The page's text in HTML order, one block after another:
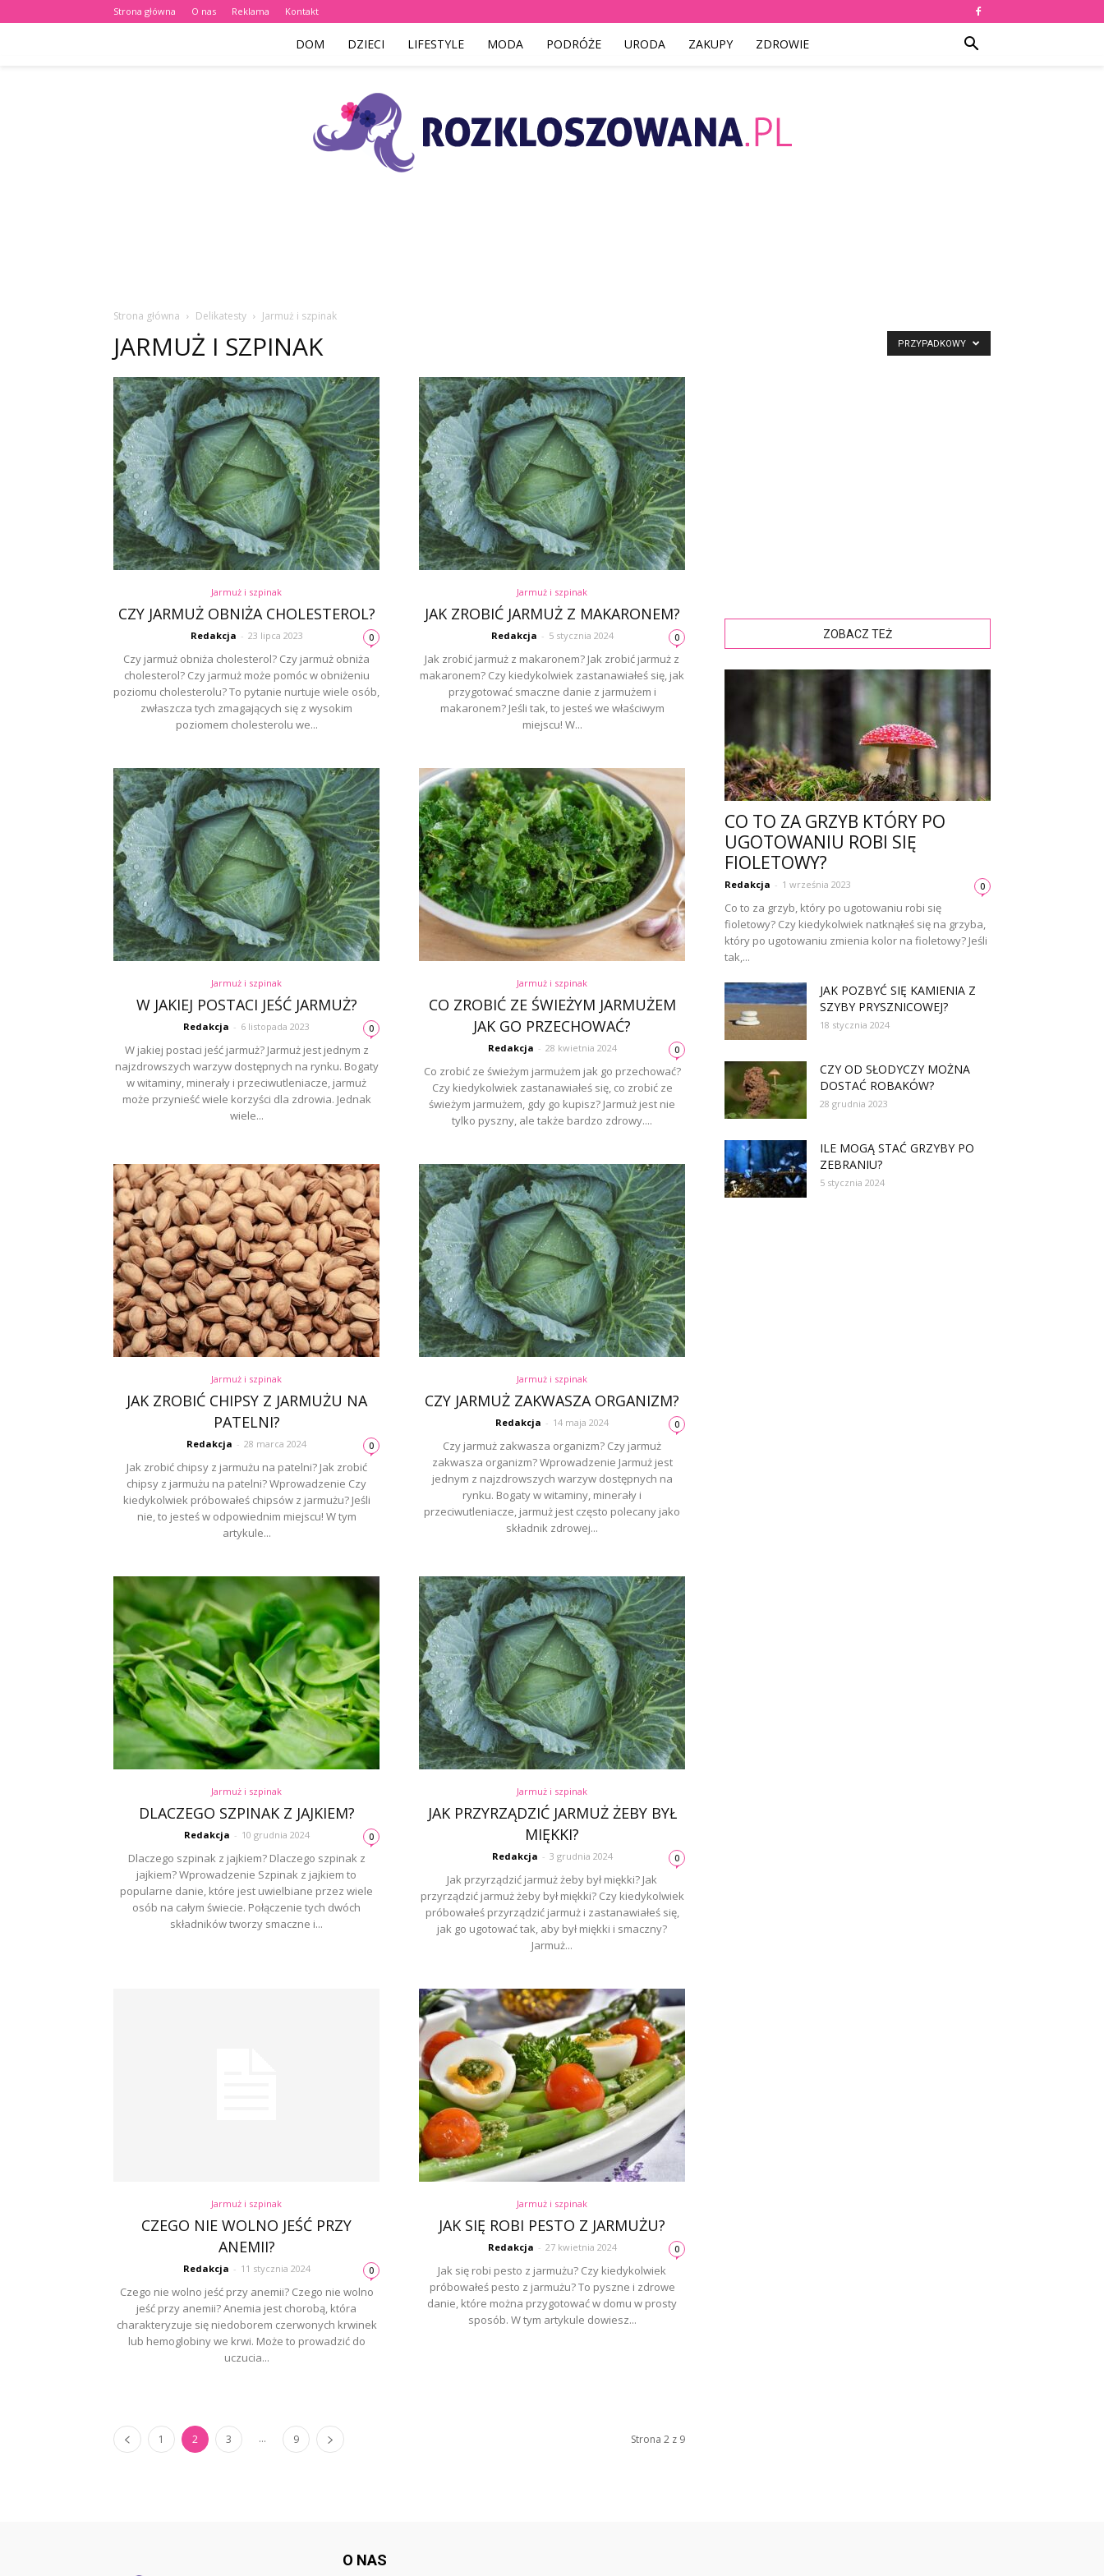
Strona główna O nas Reklama Kontakt
DOM DZIECI LIFESTYLE MODA PODRÓŻE URODA ZAKUPY ZDROWIE
Strona główna Delikatesty Jarmuż i szpinak
JARMUŻ I SZPINAK PRZYPADKOWY
Jarmuż i szpinak
CZY JARMUŻ OBNIŻA CHOLESTEROL?
Redakcja - 23 lipca 2023 0
Czy jarmuż obniża cholesterol? Czy jarmuż obniża
cholesterol? Czy jarmuż może pomóc w obniżeniu
poziomu cholesterolu? To pytanie nurtuje wiele osób,
zwłaszcza tych zmagających się z wysokim
poziomem cholesterolu we...
Jarmuż i szpinak
JAK ZROBIĆ JARMUŻ Z MAKARONEM?
Redakcja - 5 stycznia 2024 0
Jak zrobić jarmuż z makaronem? Jak zrobić jarmuż z
makaronem? Czy kiedykolwiek zastanawiałeś się, jak
przygotować smaczne danie z jarmużem i
makaronem? Jeśli tak, to jesteś we właściwym
miejscu! W...
Jarmuż i szpinak
W JAKIEJ POSTACI JEŚĆ JARMUŻ?
Redakcja - 6 listopada 2023 0
W jakiej postaci jeść jarmuż? Jarmuż jest jednym z
najzdrowszych warzyw dostępnych na rynku. Bogaty
w witaminy, minerały i przeciwutleniacze, jarmuż
może przynieść wiele korzyści dla zdrowia. Jednak
wiele...
Jarmuż i szpinak
CO ZROBIĆ ZE ŚWIEŻYM JARMUŻEM
JAK GO PRZECHOWAĆ?
Redakcja - 28 kwietnia 2024 0
Co zrobić ze świeżym jarmużem jak go przechować?
Czy kiedykolwiek zastanawiałeś się, co zrobić ze
świeżym jarmużem, gdy go kupisz? Jarmuż jest nie
tylko pyszny, ale także bardzo zdrowy....
Jarmuż i szpinak
JAK ZROBIĆ CHIPSY Z JARMUŻU NA
PATELNI?
Redakcja - 28 marca 2024 0
Jak zrobić chipsy z jarmużu na patelni? Jak zrobić
chipsy z jarmużu na patelni? Wprowadzenie Czy
kiedykolwiek próbowałeś chipsów z jarmużu? Jeśli
nie, to jesteś w odpowiednim miejscu! W tym
artykule...
Jarmuż i szpinak
CZY JARMUŻ ZAKWASZA ORGANIZM?
Redakcja - 14 maja 2024 0
Czy jarmuż zakwasza organizm? Czy jarmuż
zakwasza organizm? Wprowadzenie Jarmuż jest
jednym z najzdrowszych warzyw dostępnych na
rynku. Bogaty w witaminy, minerały i
przeciwutleniacze, jarmuż jest często polecany jako
składnik zdrowej...
Jarmuż i szpinak
DLACZEGO SZPINAK Z JAJKIEM?
Redakcja - 10 grudnia 2024 0
Dlaczego szpinak z jajkiem? Dlaczego szpinak z
jajkiem? Wprowadzenie Szpinak z jajkiem to
popularne danie, które jest uwielbiane przez wiele
osób na całym świecie. Połączenie tych dwóch
składników tworzy smaczne i...
Jarmuż i szpinak
JAK PRZYRZĄDZIĆ JARMUŻ ŻEBY BYŁ
MIĘKKI?
Redakcja - 3 grudnia 2024 0
Jak przyrządzić jarmuż żeby był miękki? Jak
przyrządzić jarmuż żeby był miękki? Czy kiedykolwiek
próbowałeś przyrządzić jarmuż i zastanawiałeś się,
jak go ugotować tak, aby był miękki i smaczny?
Jarmuż...
Jarmuż i szpinak
CZEGO NIE WOLNO JEŚĆ PRZY
ANEMII?
Redakcja - 11 stycznia 2024 0
Czego nie wolno jeść przy anemii? Czego nie wolno
jeść przy anemii? Anemia jest chorobą, która
charakteryzuje się niedoborem czerwonych krwinek
lub hemoglobiny we krwi. Może to prowadzić do
uczucia...
Jarmuż i szpinak
JAK SIĘ ROBI PESTO Z JARMUŻU?
Redakcja - 27 kwietnia 2024 0
Jak się robi pesto z jarmużu? Czy kiedykolwiek
próbowałeś pesto z jarmużu? To pyszne i zdrowe
danie, które można przygotować w domu w prosty
sposób. W tym artykule dowiesz...
1 2 3 ... 9 Strona 2 z 9
ZOBACZ TEŻ
CO TO ZA GRZYB KTÓRY PO
UGOTOWANIU ROBI SIĘ
FIOLETOWY?
Redakcja - 1 września 2023 0
Co to za grzyb, który po ugotowaniu robi się
fioletowy? Czy kiedykolwiek natknąłeś się na grzyba,
który po ugotowaniu zmienia kolor na fioletowy? Jeśli
tak,...
JAK POZBYĆ SIĘ KAMIENIA Z
SZYBY PRYSZNICOWEJ?
18 stycznia 2024
CZY OD SŁODYCZY MOŻNA
DOSTAĆ ROBAKÓW?
28 grudnia 2023
ILE MOGĄ STAĆ GRZYBY PO
ZEBRANIU?
5 stycznia 2024
O NAS